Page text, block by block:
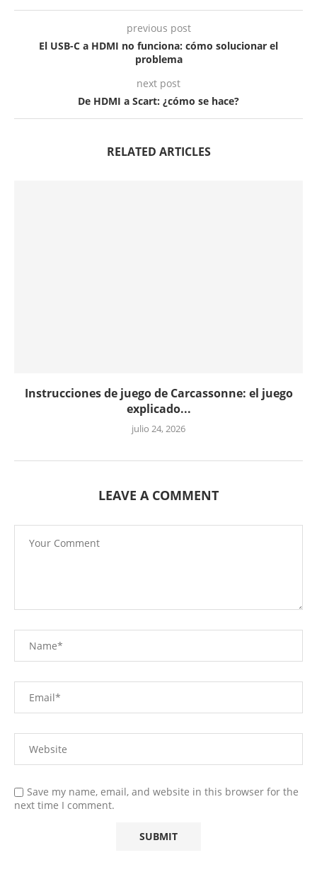
previous post
El USB-C a HDMI no funciona: cómo solucionar el
problema
next post
De HDMI a Scart: ¿cómo se hace?
RELATED ARTICLES
Instrucciones de juego de Carcassonne: el juego
explicado...
julio 24, 2026
LEAVE A COMMENT
Save my name, email, and website in this browser for the
next time I comment.